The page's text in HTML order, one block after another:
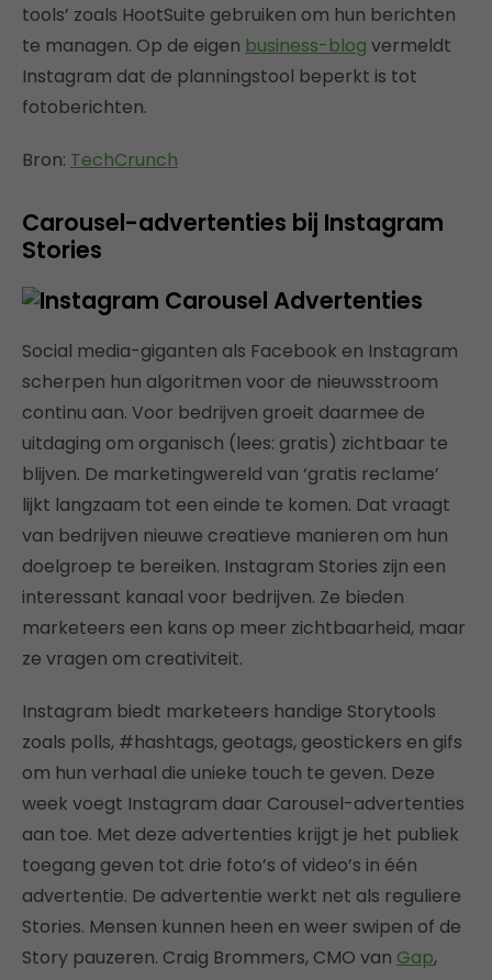
tools’ zoals HootSuite gebruiken om hun berichten
te managen. Op de eigen business-blog vermeldt
Instagram dat de planningstool beperkt is tot
fotoberichten.
Bron: TechCrunch
Carousel-advertenties bij Instagram
Stories
Social media-giganten als Facebook en Instagram
scherpen hun algoritmen voor de nieuwsstroom
continu aan. Voor bedrijven groeit daarmee de
uitdaging om organisch (lees: gratis) zichtbaar te
blijven. De marketingwereld van ‘gratis reclame’
lijkt langzaam tot een einde te komen. Dat vraagt
van bedrijven nieuwe creatieve manieren om hun
doelgroep te bereiken. Instagram Stories zijn een
interessant kanaal voor bedrijven. Ze bieden
marketeers een kans op meer zichtbaarheid, maar
ze vragen om creativiteit.
Instagram biedt marketeers handige Storytools
zoals polls, #hashtags, geotags, geostickers en gifs
om hun verhaal die unieke touch te geven. Deze
week voegt Instagram daar Carousel-advertenties
aan toe. Met deze advertenties krijgt je het publiek
toegang geven tot drie foto’s of video’s in één
advertentie. De advertentie werkt net als reguliere
Stories. Mensen kunnen heen en weer swipen of de
Story pauzeren. Craig Brommers, CMO van Gap,